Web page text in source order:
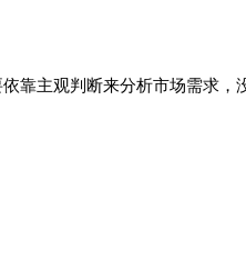
靠主观判断来分析市场需求，